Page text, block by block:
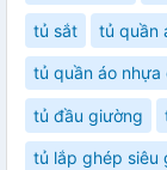
tủ sắt tủ quần
tủ quần áo nhựa
tủ đầu giường
tủ lắp ghép siêu